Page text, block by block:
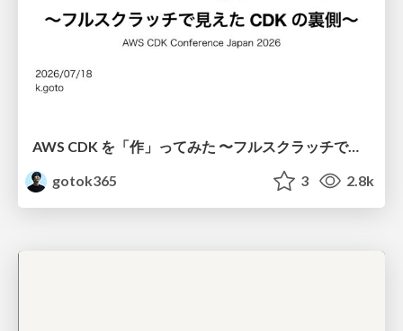
AWS CDK を「作」ってみた 〜フルスクラッチで見えた CDK の裏側〜 / aws-cdk-from-scratch
gotok365
3 2.8k